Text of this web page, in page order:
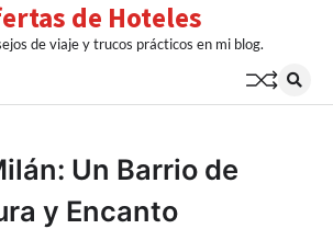
de Hoteles
de viaje y trucos prácticos en mi blog.
Un Barrio de
y Encanto